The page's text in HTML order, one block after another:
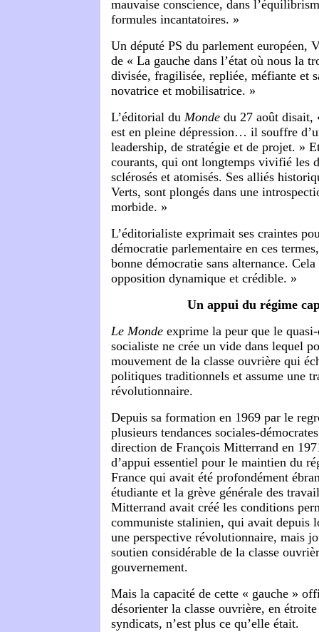
mauvaise conscience, dans
formules incantatoires. »
Un député PS du parlement européen,
de « La gauche dans l’état où nous la
divisée, fragilisée, repliée, méfiante et
novatrice et mobilisatrice. »
L’éditorial du Monde du 27 août disait,
est en pleine dépression… il souffre
leadership, de stratégie et de projet. »
courants, qui ont longtemps vivifié les
sclérosés et atomisés. Ses alliés
Verts, sont plongés dans une
morbide. »
L’éditorialiste exprimait ses craintes
démocratie parlementaire en ces
bonne démocratie sans alternance. Cela
opposition dynamique et crédible. »
Un appui du régime
Le Monde exprime la peur que le
socialiste ne crée un vide dans lequel
mouvement de la classe ouvrière qui
politiques traditionnels et assume une
révolutionnaire.
Depuis sa formation en 1969 par le
plusieurs tendances sociales-
direction de François Mitterrand en
d’appui essentiel pour le maintien du
France qui avait été profondément
étudiante et la grève générale des
Mitterrand avait créé les conditions
communiste stalinien, qui avait depuis
une perspective révolutionnaire, mais
soutien considérable de la classe
gouvernement.
Mais la capacité de cette « gauche »
désorienter la classe ouvrière, en
syndicats, n’est plus ce qu’elle était.